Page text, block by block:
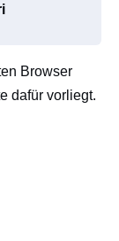
Browser
dafür vorliegt.